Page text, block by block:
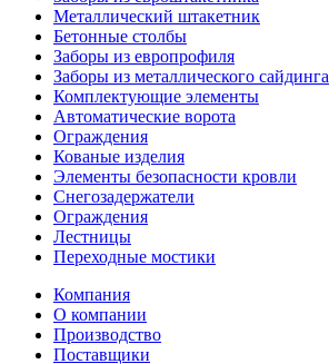
Металлический штакетник
Бетонные столбы
Заборы из европрофиля
Заборы из металлического сайдинга
Комплектующие элементы
Автоматические ворота
Ограждения
Кованые изделия
Элементы безопасности кровли
Снегозадержатели
Ограждения
Лестницы
Переходные мостики
Компания
О компании
Производство
Поставщики